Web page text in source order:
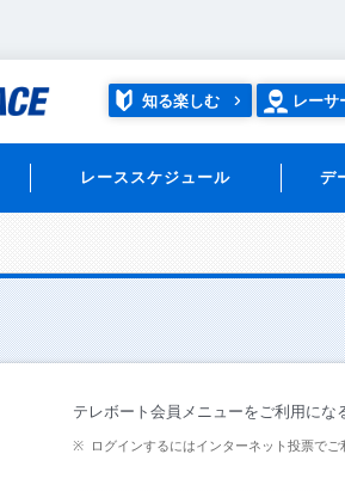
知る楽しむ レーサ
レーススケジュール デ
テレボート会員メニューをご利用にな
ログインするにはインターネット投票で